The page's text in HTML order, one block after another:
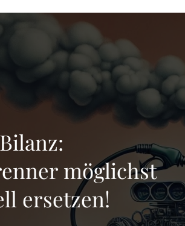
möglichst
ersetzen!